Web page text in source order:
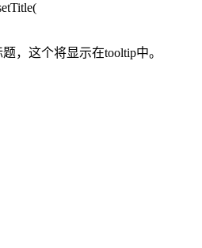
，这个将显示在tooltip中。